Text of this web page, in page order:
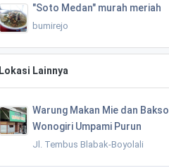
"Soto Medan" murah meriah
bumirejo
Lokasi Lainnya
Warung Makan Mie dan Bakso
Wonogiri Umpami Purun
Jl. Tembus Blabak-Boyolali